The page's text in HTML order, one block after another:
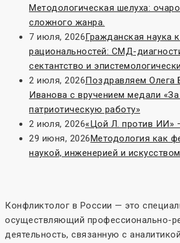
Методологическая шелуха:
сложного жанра.
7 июля, 2026Гражданская наука
рациональностей: СМД-
сектантство и
2 июля, 2026Поздравляем Олега
Иванова с вручением медали
патриотическую работу»
2 июля, 2026«Цой Л. против ИИ»
29 июня, 2026Методология как
наукой, инженерией и
Конфликтолог в России — это
осуществляющий профессионально-
деятельность, связанную с